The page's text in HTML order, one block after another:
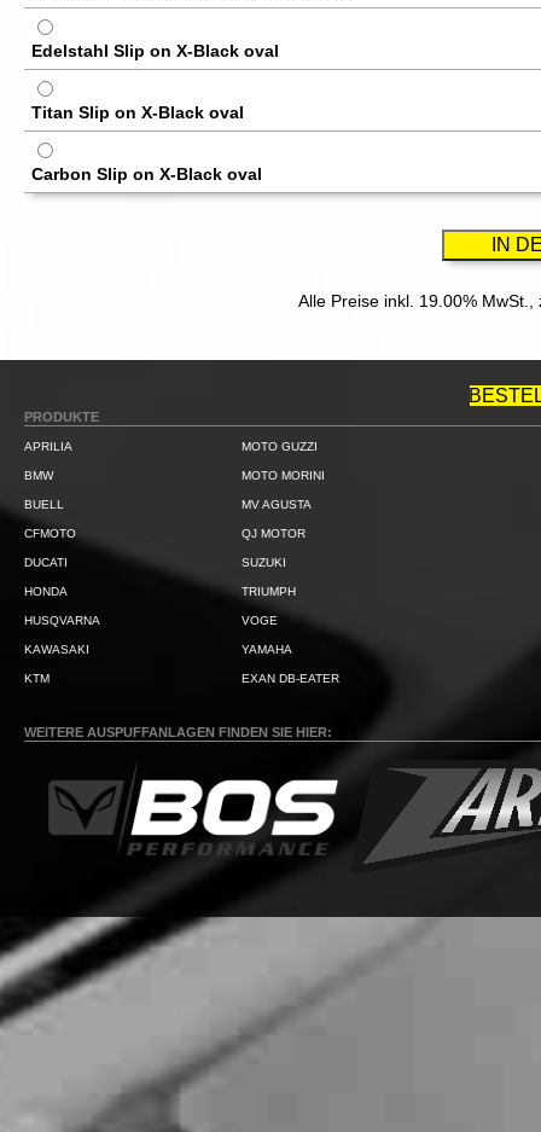
Edelstahl Slip on X-Black oval
Titan Slip on X-Black oval
Carbon Slip on X-Black oval
Alle Preise inkl. 19.00% MwSt.,
PRODUKTE
APRILIA
BMW
BUELL
CFMOTO
DUCATI
HONDA
HUSQVARNA
KAWASAKI
KTM
MOTO GUZZI
MOTO MORINI
MV AGUSTA
QJ MOTOR
SUZUKI
TRIUMPH
VOGE
YAMAHA
EXAN DB-EATER
WEITERE AUSPUFFANLAGEN FINDEN SIE HIER: